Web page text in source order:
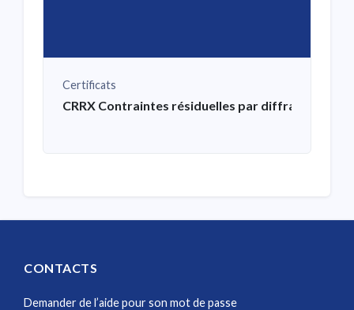
Certificats
CRRX Contraintes résiduelles par diffraction des
CONTACTS
Demander de l’aide pour son mot de passe